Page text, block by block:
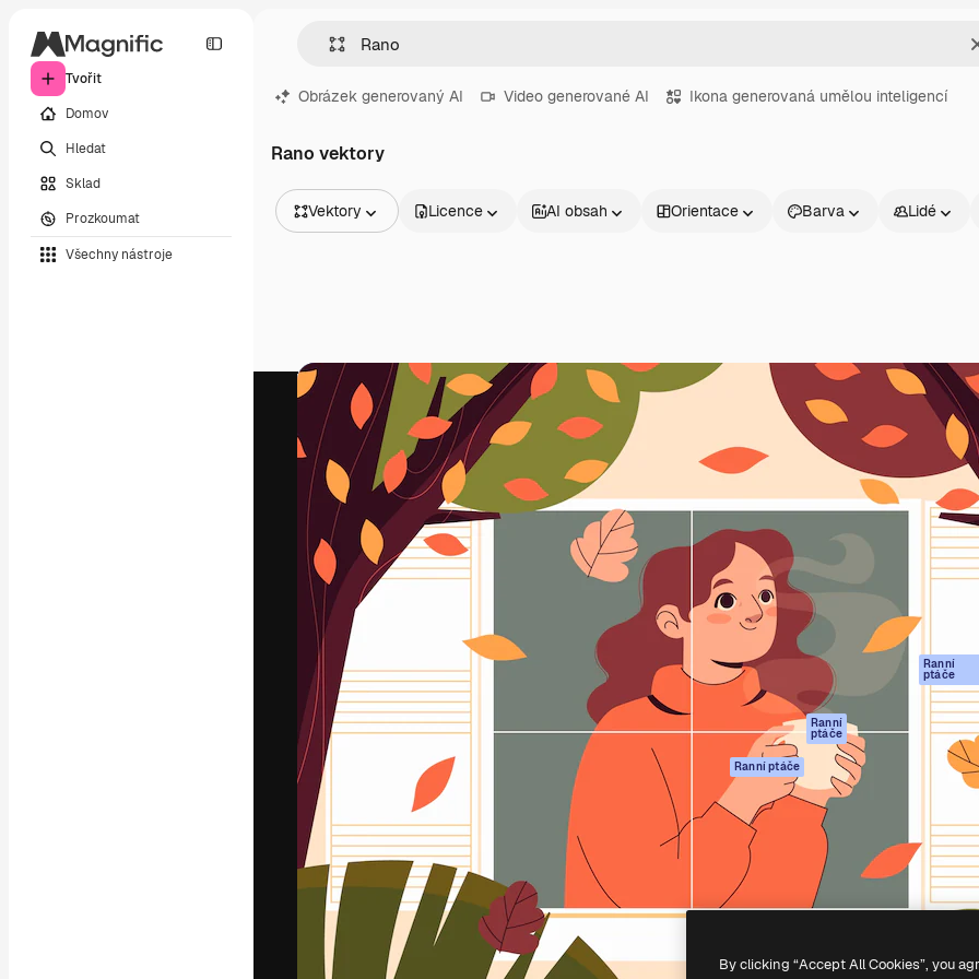
Tvořit
Domov
Hledat
Sklad
Prozkoumat
Všechny nástroje
Obrázek generovaný AI Video generované AI Ikona generovaná umělou inteligencí
Rano vektory
Vektory
Videa
Záběry
Pohybová grafika
Video šablony
Ikony
3D modely
Písma
Licence AI obsah Orientace Barva Lidé
Kreativní platforma pro tvorbu vaší nejlepší
práce. Více než 1 milion předplatitelů napříč
kreativci, podniky, agenturami a studii.
Čeština
Produkty
Spaces
AI asistent
AI generátor
obrázků
AI generátor videa
generátor
Stock obsah
MCP pro
Claude/ChatGPT
Ranní
ptáče
Ranní ptáče
Mobilní aplikace
Všechny nástroje
Magnific
Začněte
Academy
Dokumentace
Podmínky použití
Zásady ochrany
osobních údajů
Ranní
ptáče
Zásady používání
souborů cookie
Centrum důvěry
Partneři
Copyright © 2010-2026 Freepik Company S.L.U.
By clicking “Accept All Cookies”, you